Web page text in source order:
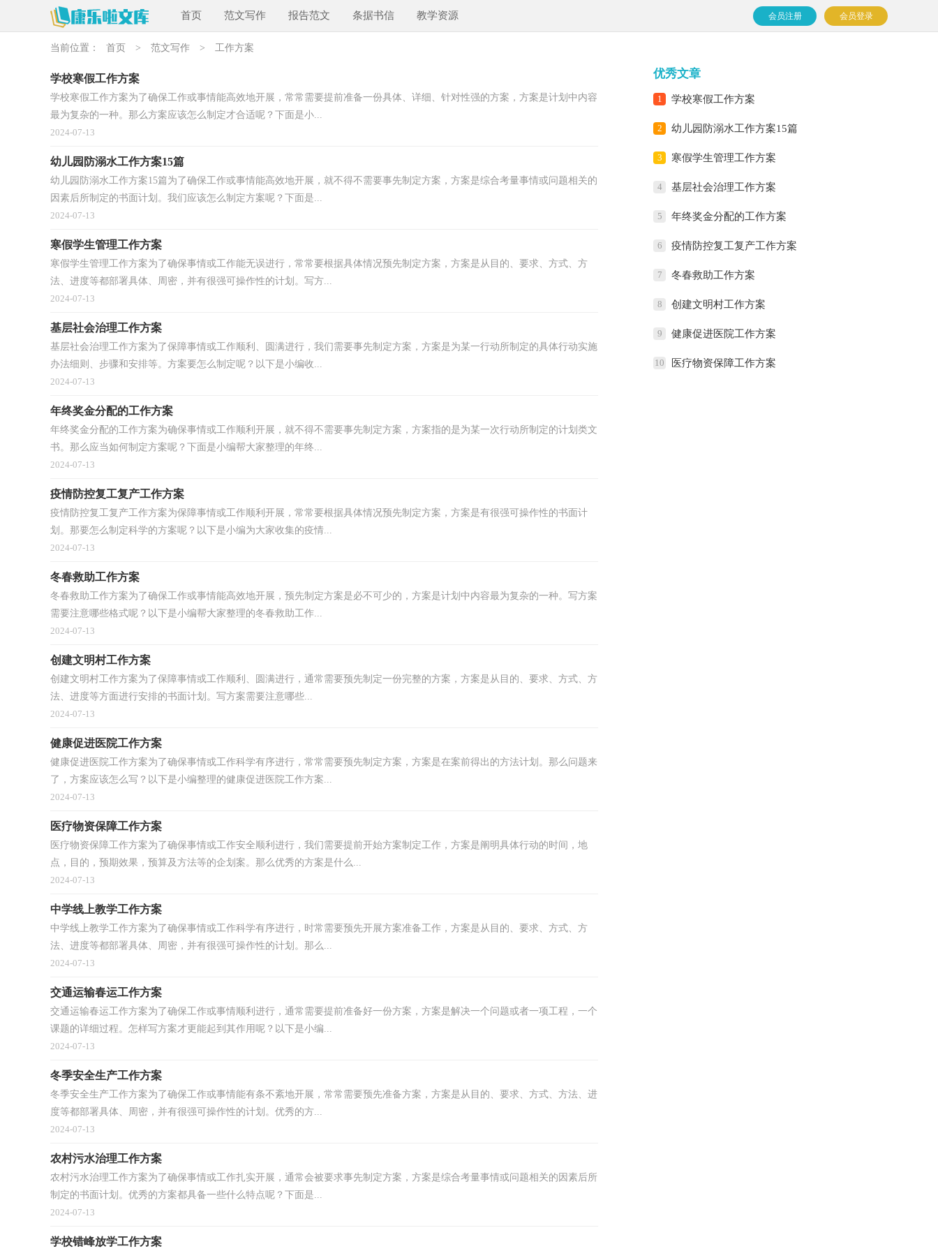
首页 范文写作 报告范文 条据书信 教学资源 会员登录
会员注册
当前位置： 首页 > 范文写作 > 工作方案
学校寒假工作方案
学校寒假工作方案为了确保工作或事情能高效地开展，常常需要提前准备一份具体、详细、针对性强的方案，方案是计划中内容
最为复杂的一种。那么方案应该怎么制定才合适呢？下面是小...
2024-07-13
幼儿园防溺水工作方案15篇
幼儿园防溺水工作方案15篇为了确保工作或事情能高效地开展，就不得不需要事先制定方案，方案是综合考量事情或问题相关的
因素后所制定的书面计划。我们应该怎么制定方案呢？下面是...
2024-07-13
寒假学生管理工作方案
寒假学生管理工作方案为了确保事情或工作能无误进行，常常要根据具体情况预先制定方案，方案是从目的、要求、方式、方
法、进度等都部署具体、周密，并有很强可操作性的计划。写方...
2024-07-13
基层社会治理工作方案
基层社会治理工作方案为了保障事情或工作顺利、圆满进行，我们需要事先制定方案，方案是为某一行动所制定的具体行动实施
办法细则、步骤和安排等。方案要怎么制定呢？以下是小编收...
2024-07-13
年终奖金分配的工作方案
年终奖金分配的工作方案为确保事情或工作顺利开展，就不得不需要事先制定方案，方案指的是为某一次行动所制定的计划类文
书。那么应当如何制定方案呢？下面是小编帮大家整理的年终...
2024-07-13
疫情防控复工复产工作方案
疫情防控复工复产工作方案为保障事情或工作顺利开展，常常要根据具体情况预先制定方案，方案是有很强可操作性的书面计
划。那要怎么制定科学的方案呢？以下是小编为大家收集的疫情...
2024-07-13
冬春救助工作方案
冬春救助工作方案为了确保工作或事情能高效地开展，预先制定方案是必不可少的，方案是计划中内容最为复杂的一种。写方案
需要注意哪些格式呢？以下是小编帮大家整理的冬春救助工作...
2024-07-13
创建文明村工作方案
创建文明村工作方案为了保障事情或工作顺利、圆满进行，通常需要预先制定一份完整的方案，方案是从目的、要求、方式、方
法、进度等方面进行安排的书面计划。写方案需要注意哪些...
2024-07-13
健康促进医院工作方案
健康促进医院工作方案为了确保事情或工作科学有序进行，常常需要预先制定方案，方案是在案前得出的方法计划。那么问题来
了，方案应该怎么写？以下是小编整理的健康促进医院工作方案...
2024-07-13
医疗物资保障工作方案
医疗物资保障工作方案为了确保事情或工作安全顺利进行，我们需要提前开始方案制定工作，方案是阐明具体行动的时间，地
点，目的，预期效果，预算及方法等的企划案。那么优秀的方案是什么...
2024-07-13
中学线上教学工作方案
中学线上教学工作方案为了确保事情或工作科学有序进行，时常需要预先开展方案准备工作，方案是从目的、要求、方式、方
法、进度等都部署具体、周密，并有很强可操作性的计划。那么...
2024-07-13
交通运输春运工作方案
交通运输春运工作方案为了确保工作或事情顺利进行，通常需要提前准备好一份方案，方案是解决一个问题或者一项工程，一个
课题的详细过程。怎样写方案才更能起到其作用呢？以下是小编...
2024-07-13
冬季安全生产工作方案
冬季安全生产工作方案为了确保工作或事情能有条不紊地开展，常常需要预先准备方案，方案是从目的、要求、方式、方法、进
度等都部署具体、周密，并有很强可操作性的计划。优秀的方...
2024-07-13
农村污水治理工作方案
农村污水治理工作方案为了确保事情或工作扎实开展，通常会被要求事先制定方案，方案是综合考量事情或问题相关的因素后所
制定的书面计划。优秀的方案都具备一些什么特点呢？下面是...
2024-07-13
学校错峰放学工作方案
优秀文章
1 学校寒假工作方案
2 幼儿园防溺水工作方案15篇
3 寒假学生管理工作方案
4 基层社会治理工作方案
5 年终奖金分配的工作方案
6 疫情防控复工复产工作方案
7 冬春救助工作方案
8 创建文明村工作方案
9 健康促进医院工作方案
10 医疗物资保障工作方案